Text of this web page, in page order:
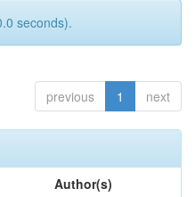
seconds).
previous 1 next
Author(s)